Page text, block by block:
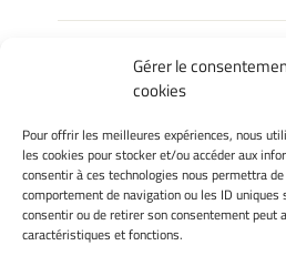
Gérer le
cookies
Pour offrir les meilleures expériences, nous
les cookies pour stocker et/ou accéder aux
consentir à ces technologies nous permettra
comportement de navigation ou les ID uniques
consentir ou de retirer son consentement
caractéristiques et fonctions.
INFORMATIONS
Mentions légales
Politique de cookies
Déclaration de confidentialité
Avertissement